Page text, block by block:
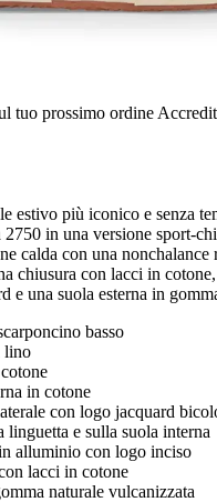
tuo prossimo ordine
estivo più iconico e senza
2750 in una versione sport-
calda con una
chiusura con lacci in
e una suola esterna in
basso
lino
in cotone
con logo jacquard
linguetta e sulla suola interna
alluminio con logo inciso
lacci in cotone
naturale vulcanizzata